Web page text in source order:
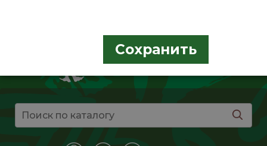
Сохранить